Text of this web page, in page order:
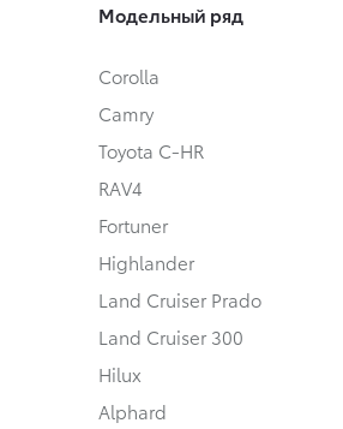
Модельный ряд
Corolla
Camry
Toyota C-HR
RAV4
Fortuner
Highlander
Land Cruiser Prado
Land Cruiser 300
Hilux
Alphard